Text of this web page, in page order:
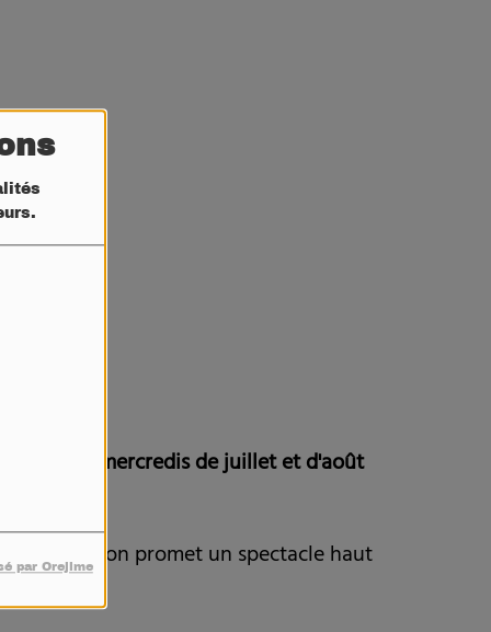
par Orejime
Tous les mercredis de juillet et d'août
animation promet un spectacle haut